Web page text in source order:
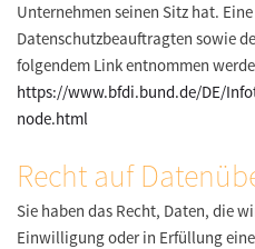
Unternehmen seinen Sitz hat.
Datenschutzbeauftragten sowie
folgendem Link entnommen
https://www.bfdi.bund.de/DE/
node.html
Recht auf
Sie haben das Recht, Daten, die
Einwilligung oder in Erfüllung